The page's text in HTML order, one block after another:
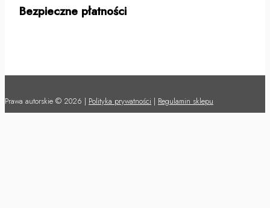
Bezpieczne płatności
Prawa autorskie © 2026 | Polityka prywatności | Regulamin sklepu